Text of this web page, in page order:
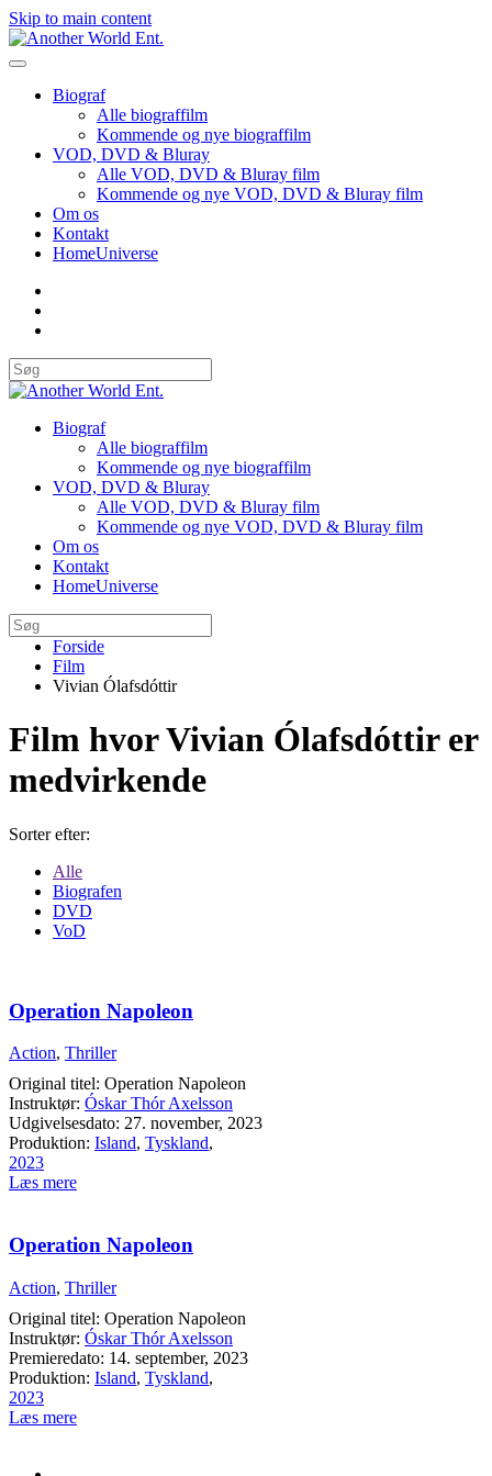
Skip to main content
Biograf
Alle biograffilm
Kommende og nye biograffilm
VOD, DVD & Bluray
Alle VOD, DVD & Bluray film
Kommende og nye VOD, DVD & Bluray film
Om os
Kontakt
HomeUniverse
Biograf
Alle biograffilm
Kommende og nye biograffilm
VOD, DVD & Bluray
Alle VOD, DVD & Bluray film
Kommende og nye VOD, DVD & Bluray film
Om os
Kontakt
HomeUniverse
Forside
Film
Vivian Ólafsdóttir
Film hvor Vivian Ólafsdóttir er
medvirkende
Sorter efter:
Alle
Biografen
DVD
VoD
Operation Napoleon
Action, Thriller
Original titel: Operation Napoleon
Instruktør: Óskar Thór Axelsson
Udgivelsesdato: 27. november, 2023
Produktion: Island, Tyskland,
2023
Læs mere
Operation Napoleon
Action, Thriller
Original titel: Operation Napoleon
Instruktør: Óskar Thór Axelsson
Premieredato: 14. september, 2023
Produktion: Island, Tyskland,
2023
Læs mere